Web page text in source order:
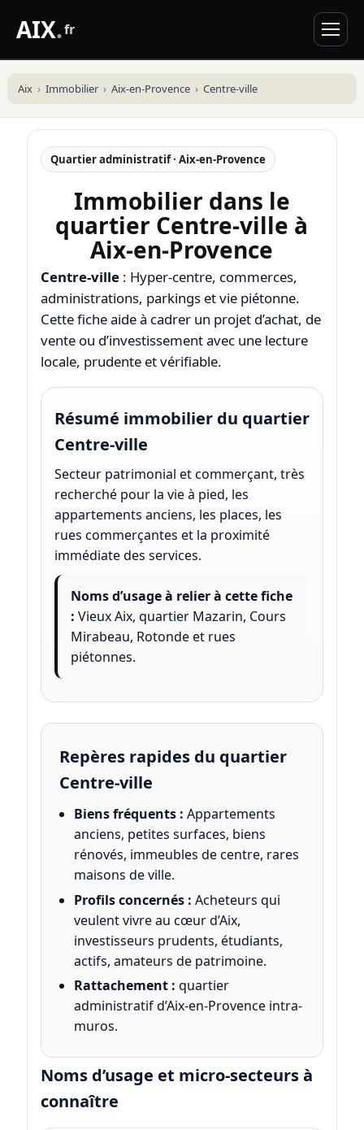
AIX.fr
Aix Immobilier Aix-en-Provence Centre-ville
Quartier administratif · Aix-en-Provence
Immobilier dans le
quartier Centre-ville à
Aix-en-Provence
Centre-ville: Hyper-centre, commerces,
administrations, parkings et vie piétonne.
Cette fiche aide à cadrer un projet d’achat, de
vente ou d’investissement avec une lecture
locale, prudente et vérifiable.
Résumé immobilier du quartier
Centre-ville
Secteur patrimonial et commerçant, très
recherché pour la vie à pied, les
appartements anciens, les places, les
rues commerçantes et la proximité
immédiate des services.
Noms d’usage à relier à cette fiche
: Vieux Aix, quartier Mazarin, Cours
Mirabeau, Rotonde et rues
piétonnes.
Repères rapides du quartier
Centre-ville
Biens fréquents : Appartements
anciens, petites surfaces, biens
rénovés, immeubles de centre, rares
maisons de ville.
Profils concernés : Acheteurs qui
veulent vivre au cœur d’Aix,
investisseurs prudents, étudiants,
actifs, amateurs de patrimoine.
Rattachement : quartier
administratif d’Aix-en-Provence intra-
muros.
Noms d’usage et micro-secteurs à
connaître